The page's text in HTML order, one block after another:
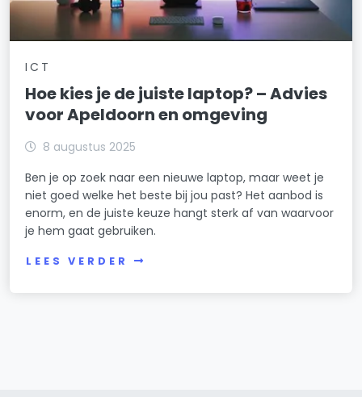
ICT
Hoe kies je de juiste laptop? – Advies
voor Apeldoorn en omgeving
8 augustus 2025
Ben je op zoek naar een nieuwe laptop, maar weet je
niet goed welke het beste bij jou past? Het aanbod is
enorm, en de juiste keuze hangt sterk af van waarvoor
je hem gaat gebruiken.
LEES VERDER